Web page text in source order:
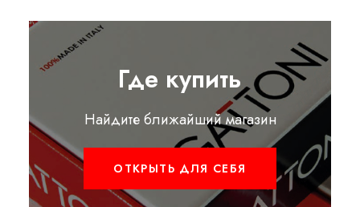
Где купить
Найдите ближайший магазин
ОТКРЫТЬ ДЛЯ СЕБЯ